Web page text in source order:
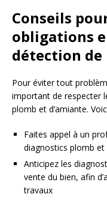
Conseils
obligations
détection de
Pour éviter tout
important de respecter
plomb et d’amiante.
Faites appel à un
diagnostics plomb et
Anticipez les
vente du bien, afin
travaux